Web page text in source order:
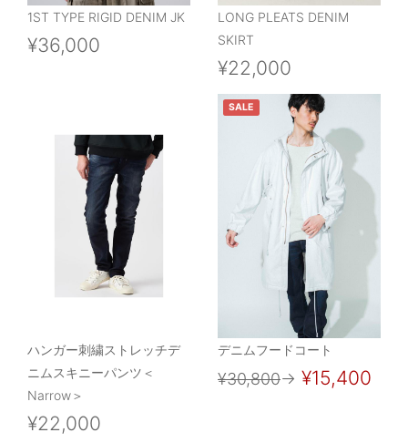
1ST TYPE RIGID DENIM JK
¥36,000
LONG PLEATS DENIM
SKIRT
¥22,000
ハンガー刺繍ストレッチデ
ニムスキニーパンツ＜
Narrow＞
¥22,000
SALE
デニムフードコート
¥30,800→ ¥15,400